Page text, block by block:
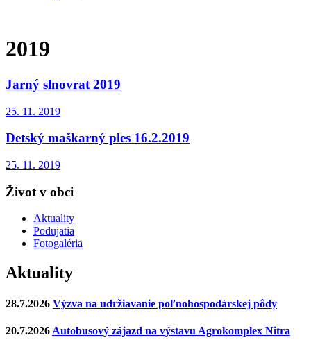
2019
Jarný slnovrat 2019
25. 11. 2019
Detský maškarný ples 16.2.2019
25. 11. 2019
Život v obci
Aktuality
Podujatia
Fotogaléria
Aktuality
28.7.2026 Výzva na udržiavanie poľnohospodárskej pôdy
20.7.2026 Autobusový zájazd na výstavu Agrokomplex Nitra